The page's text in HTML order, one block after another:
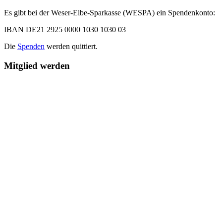
Es gibt bei der Weser-Elbe-Sparkasse (WESPA) ein Spendenkonto:
IBAN DE21 2925 0000 1030 1030 03
Die Spenden werden quittiert.
Mitglied werden